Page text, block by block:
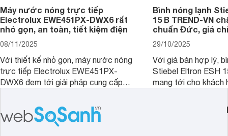
Máy nước nóng trực tiếp
Electrolux EWE451PX-DWX6 rất
nhỏ gọn, an toàn, tiết kiệm điện
08/11/2025
Với thiết kế nhỏ gọn, máy nước nóng
trực tiếp Electrolux EWE451PX-
DWX6 đem tới giải pháp cung cấp
hiện đại, đặc biệt là các phòng tắm
có diện tích hạn chế.
Bình nóng lạnh
15 B TREND-VN
chuẩn Đức, giá
29/10/2025
Với giá bán hợp lý,
Stiebel Eltron ESH
mang tới cho khách
hợp lý đồng thời có
làm nước nóng rất